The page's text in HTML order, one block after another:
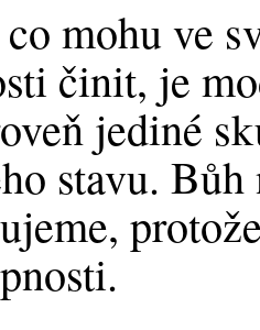
mohu ve
činit, je
jediné
stavu.